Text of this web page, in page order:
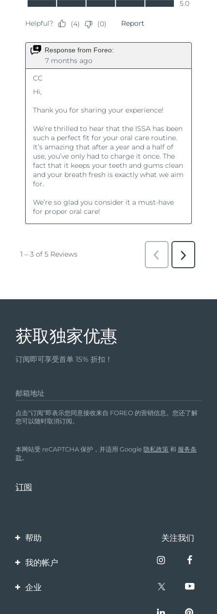
获取独家优惠
订阅即可享受首单 15% 折扣！
邮箱地址
点击“订阅”即表示您同意接收来自 FOREO 的营销信息。您还了解
您可以随时取消订阅。
本网站受 reCAPTCHA 保护，并适用 Google隐私政策 和 服务条
款。
帮助
联系我们
关注我们
我的帐户
产品注册
企业